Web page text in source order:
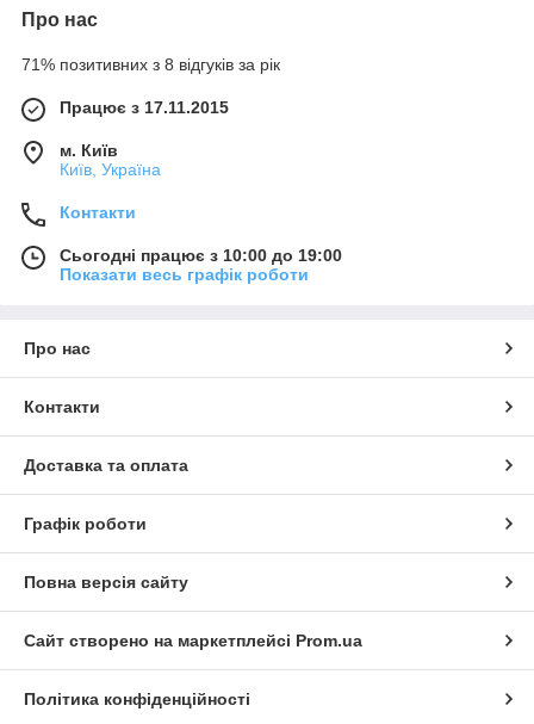
Про нас
71% позитивних з 8 відгуків за рік
Працює з 17.11.2015
м. Київ
Київ, Україна
Контакти
Сьогодні працює з 10:00 до 19:00
Показати весь графік роботи
Про нас
Контакти
Доставка та оплата
Графік роботи
Повна версія сайту
Сайт створено на маркетплейсі Prom.ua
Політика конфіденційності